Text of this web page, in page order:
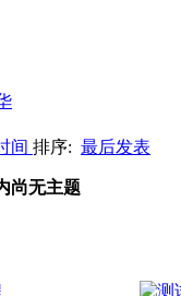
间 排序: 最后发表
尚无主题